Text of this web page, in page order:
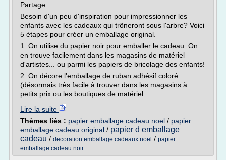
Partage
Besoin d'un peu d'inspiration pour impressionner les
enfants avec les cadeaux qui trôneront sous l'arbre? Voici
5 étapes pour créer un emballage original.
1. On utilise du papier noir pour emballer le cadeau. On
en trouve facilement dans les magasins de matériel
d'artistes... ou parmi les papiers de bricolage des enfants!
2. On décore l'emballage de ruban adhésif coloré
(désormais très facile à trouver dans les magasins à
petits prix ou les boutiques de matériel...
Lire la suite
Thèmes liés : papier emballage cadeau noel / papier
emballage cadeau original / papier d emballage
cadeau / decoration emballage cadeaux noel / papier
emballage cadeau noir